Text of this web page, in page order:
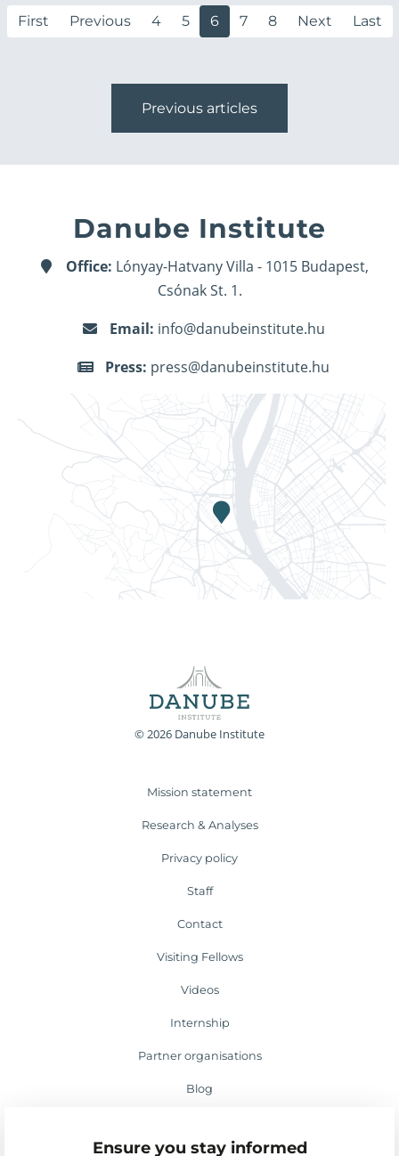
Ensure you stay informed
First Previous 4 5 6 7 8 Next Last
Previous articles
Danube Institute
Office: Lónyay-Hatvany Villa - 1015 Budapest,
Csónak St. 1.
Email: info@danubeinstitute.hu
Press: press@danubeinstitute.hu
© 2026 Danube Institute
Mission statement
Research & Analyses
Privacy policy
Staff
Contact
Visiting Fellows
Videos
Internship
Partner organisations
Blog